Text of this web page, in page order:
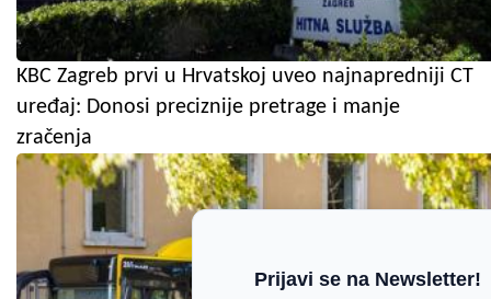
KBC Zagreb prvi u Hrvatskoj uveo najnapredniji CT
uređaj: Donosi preciznije pretrage i manje
zračenja
Prijavi se na Newsletter!